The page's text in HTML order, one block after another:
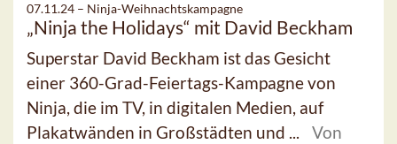
07.11.24 – Ninja-Weihnachtskampagne
„Ninja the Holidays“ mit David Beckham
Superstar David Beckham ist das Gesicht
einer 360-Grad-Feiertags-Kampagne von
Ninja, die im TV, in digitalen Medien, auf
Plakatwänden in Großstädten und ...
Von